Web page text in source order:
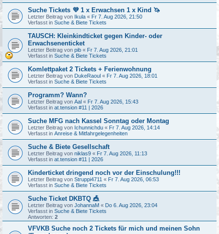
Suche Tickets 💜 1 x Erwachsen 1 x Kind 🦄
Letzter Beitrag von Ikula « Fr 7. Aug 2026, 21:50
Verfasst in Suche & Biete Tickets
TAUSCH: Kleinkindticket gegen Kinder- oder
Erwachsenenticket
Letzter Beitrag von pib « Fr 7. Aug 2026, 21:01
Verfasst in Suche & Biete Tickets
Komlettpaket 2 Tickets + Ferienwohnung
Letzter Beitrag von DukeRaoul « Fr 7. Aug 2026, 18:01
Verfasst in Suche & Biete Tickets
Programm? Wann?
Letzter Beitrag von Aal « Fr 7. Aug 2026, 15:43
Verfasst in at.tension #11 | 2026
Suche MFG nach Kassel Sonntag oder Montag
Letzter Beitrag von Ichunnichdu « Fr 7. Aug 2026, 14:14
Verfasst in Anreise & Mitfahrgelegenheiten
Suche & Biete Gesellschaft
Letzter Beitrag von niklas9 « Fr 7. Aug 2026, 11:13
Verfasst in at.tension #11 | 2026
Kinderticket dringend noch vor der Einschulung!!!
Letzter Beitrag von Struppi4711 « Fr 7. Aug 2026, 06:53
Verfasst in Suche & Biete Tickets
Suche Ticket DKBTQ 🎪
Letzter Beitrag von JohannaM « Do 6. Aug 2026, 23:04
Verfasst in Suche & Biete Tickets
Antworten: 2
VFVKB Suche noch 2 Tickets für mich und meinen Sohn